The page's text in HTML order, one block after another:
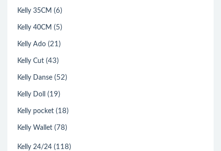
Kelly 35CM (6)
Kelly 40CM (5)
Kelly Ado (21)
Kelly Cut (43)
Kelly Danse (52)
Kelly Doll (19)
Kelly pocket (18)
Kelly Wallet (78)
Kelly 24/24 (118)